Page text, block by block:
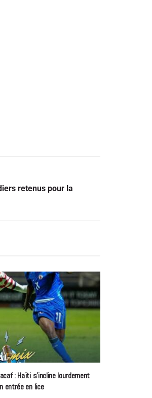
retenus pour la
: Haïti s’incline lourdement
entrée en lice